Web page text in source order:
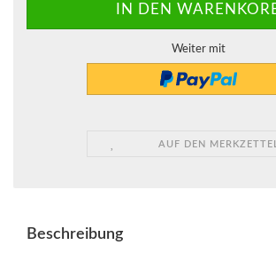
Weiter mit
AUF DEN MERKZETTEL
Beschreibung